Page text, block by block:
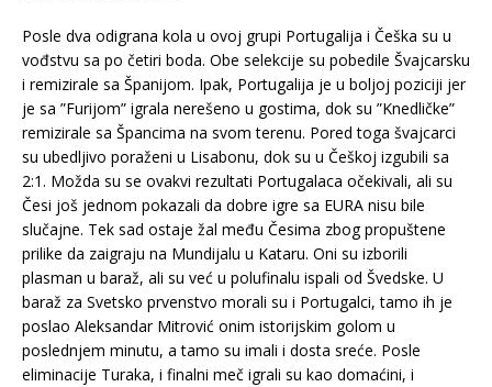
Posle dva odigrana kola u ovoj grupi Portugalija i Češka su u
vođstvu sa po četiri boda. Obe selekcije su pobedile Švajcarsku
i remizirale sa Španijom. Ipak, Portugalija je u boljoj poziciji jer
je sa ”Furijom” igrala nerešeno u gostima, dok su ”Knedličke”
remizirale sa Špancima na svom terenu. Pored toga švajcarci
su ubedljivo poraženi u Lisabonu, dok su u Češkoj izgubili sa
2:1. Možda su se ovakvi rezultati Portugalaca očekivali, ali su
Česi još jednom pokazali da dobre igre sa EURA nisu bile
slučajne. Tek sad ostaje žal među Česima zbog propuštene
prilike da zaigraju na Mundijalu u Kataru. Oni su izborili
plasman u baraž, ali su već u polufinalu ispali od Švedske. U
baraž za Svetsko prvenstvo morali su i Portugalci, tamo ih je
poslao Aleksandar Mitrović onim istorijskim golom u
poslednjem minutu, a tamo su imali i dosta sreće. Posle
eliminacije Turaka, i finalni meč igrali su kao domaćini, i